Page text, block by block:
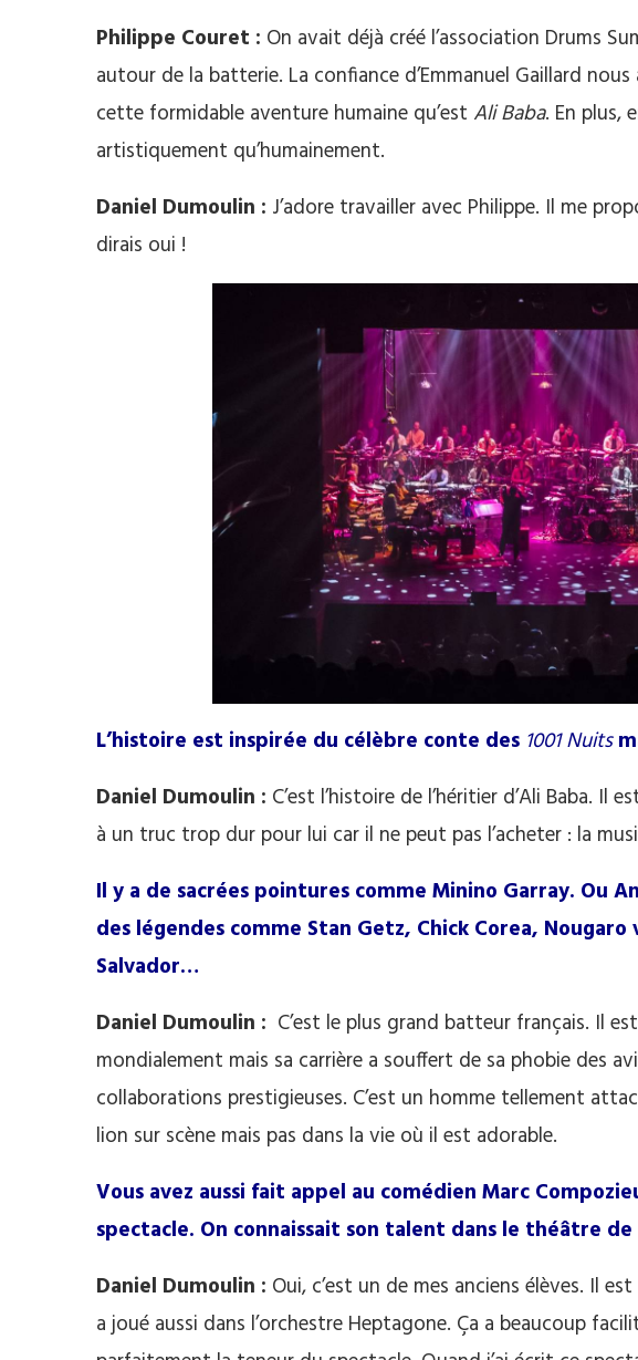
Philippe Couret : On avait déjà créé l’association Drums
autour de la batterie. La confiance d’Emmanuel Gaillard
cette formidable aventure humaine qu’est Ali Baba. En plus,
artistiquement qu’humainement.
Daniel Dumoulin : J’adore travailler avec Philippe. Il me
dirais oui !
L’histoire est inspirée du célèbre conte des 1001 Nuits
Daniel Dumoulin : C’est l’histoire de l’héritier d’Ali Baba. Il
à un truc trop dur pour lui car il ne peut pas l’acheter : la
Il y a de sacrées pointures comme Minino Garray. Ou
des légendes comme Stan Getz, Chick Corea,
Salvador…
Daniel Dumoulin : C’est le plus grand batteur français. Il
mondialement mais sa carrière a souffert de sa phobie des
collaborations prestigieuses. C’est un homme tellement
lion sur scène mais pas dans la vie où il est adorable.
Vous avez aussi fait appel au comédien Marc
spectacle. On connaissait son talent dans le théâtre
Daniel Dumoulin : Oui, c’est un de mes anciens élèves. Il
a joué aussi dans l’orchestre Heptagone. Ça a beaucoup